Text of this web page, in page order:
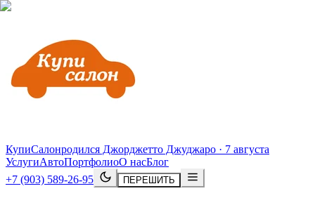
КупиСалонродился Джорджетто Джуджаро · 7 августа
УслугиАвтоПортфолиоО насБлог
+7 (903) 589-26-95
ПЕРЕШИТЬ